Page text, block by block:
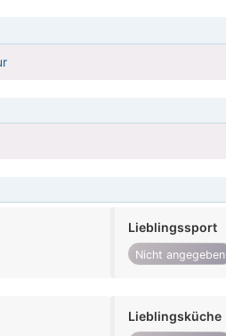
Lieblingssport
Nicht angegeben
Lieblingsküche